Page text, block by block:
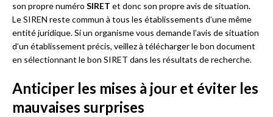
son propre numéro SIRET et donc son propre avis de situation.
Le SIREN reste commun à tous les établissements d’une même
entité juridique. Si un organisme vous demande l’avis de situation
d’un établissement précis, veillez à télécharger le bon document
en sélectionnant le bon SIRET dans les résultats de recherche.
Anticiper les mises à jour et éviter les
mauvaises surprises